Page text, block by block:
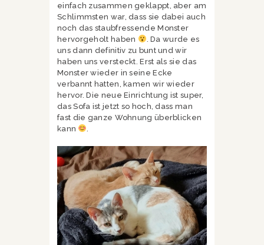
einfach zusammen geklappt, aber am
Schlimmsten war, dass sie dabei auch
noch das staubfressende Monster
hervorgeholt haben
. Da wurde es
uns dann definitiv zu bunt und wir
haben uns versteckt. Erst als sie das
Monster wieder in seine Ecke
verbannt hatten, kamen wir wieder
hervor. Die neue Einrichtung ist super,
das Sofa ist jetzt so hoch, dass man
fast die ganze Wohnung überblicken
kann
.